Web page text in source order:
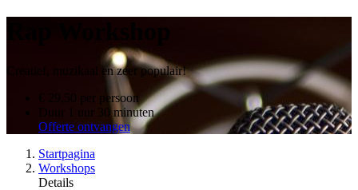
Creatief, muzikaal en zeer populair!
per persoon
1 uur 30 minuten
Offerte ontvangen
Startpagina
Workshops
Details